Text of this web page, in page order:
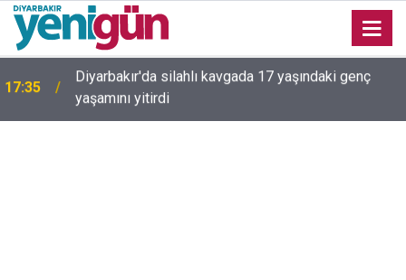
16:54 Bahceli'den Öcalan ve Demirtaş açıklaması